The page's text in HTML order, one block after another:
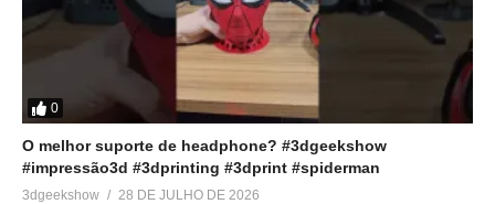
0
O melhor suporte de headphone? #3dgeekshow
#impressão3d #3dprinting #3dprint #spiderman
3dgeekshow 28 DE JULHO DE 2026